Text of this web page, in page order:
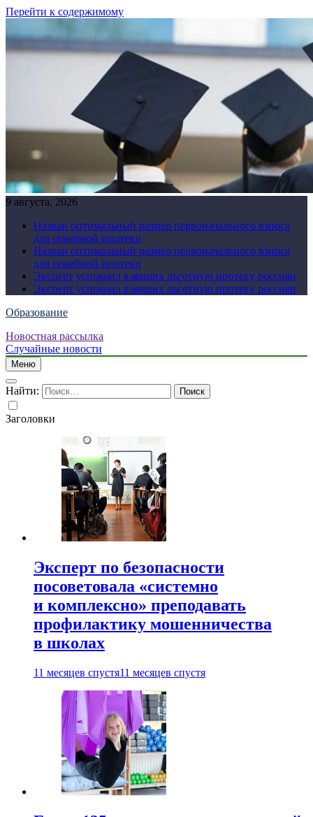
Перейти к содержимому
9 августа, 2026
Назван оптимальный размер первоначального взноса
для семейной ипотеки
Назван оптимальный размер первоначального взноса
для семейной ипотеки
Эксперт успокоил взявших льготную ипотеку россиян
Эксперт успокоил взявших льготную ипотеку россиян
Образование
Новостная рассылка
Случайные новости
Меню
Найти:
Заголовки
Эксперт по безопасности
посоветовала «системно
и комплексно» преподавать
профилактику мошенничества
в школах
11 месяцев спустя11 месяцев спустя